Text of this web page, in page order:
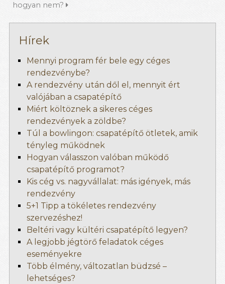
hogyan nem?
Hírek
Mennyi program fér bele egy céges
rendezvénybe?
A rendezvény után dől el, mennyit ért
valójában a csapatépítő
Miért költöznek a sikeres céges
rendezvények a zöldbe?
Túl a bowlingon: csapatépítő ötletek, amik
tényleg működnek
Hogyan válasszon valóban működő
csapatépítő programot?
Kis cég vs. nagyvállalat: más igények, más
rendezvény
5+1 Tipp a tökéletes rendezvény
szervezéshez!
Beltéri vagy kültéri csapatépítő legyen?
A legjobb jégtörő feladatok céges
eseményekre
Több élmény, változatlan büdzsé –
lehetséges?